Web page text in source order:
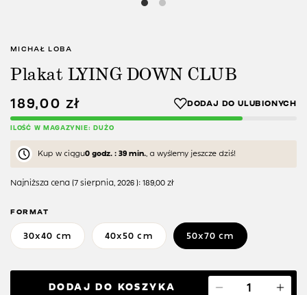
MICHAŁ LOBA
Plakat LYING DOWN CLUB
189,00 zł
ILOŚĆ W MAGAZYNIE: DUŻO
Kup w ciągu0 godz. : 39 min. , a wyślemy jeszcze dziś!
Najniższa cena (7 sierpnia, 2026 ): 189,00 zł
FORMAT
30x40 cm 40x50 cm 50x70 cm
DODAJ DO KOSZYKA